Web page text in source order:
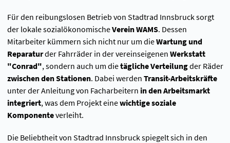
Für den reibungslosen Betrieb von Stadtrad Innsbruck sorgt
der lokale sozialökonomischeVerein WAMS. Dessen
Mitarbeiter kümmern sich nicht nur um dieWartung und
Reparaturder Fahrräder in der vereinseigenen Werkstatt
"Conrad", sondern auch um dietägliche Verteilungder Räder
zwischen den Stationen. Dabei werden Transit-Arbeitskräfte
unter der Anleitung von Facharbeitern in den Arbeitsmarkt
integriert, was dem Projekt einewichtige soziale
Komponenteverleiht.
Die Beliebtheit von Stadtrad Innsbruck spiegelt sich in den